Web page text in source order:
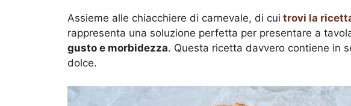
Assieme alle chiacchiere di carnevale, di cui trovi la
rappresenta una soluzione perfetta per presentare a
gusto e morbidezza. Questa ricetta davvero contiene in
dolce.